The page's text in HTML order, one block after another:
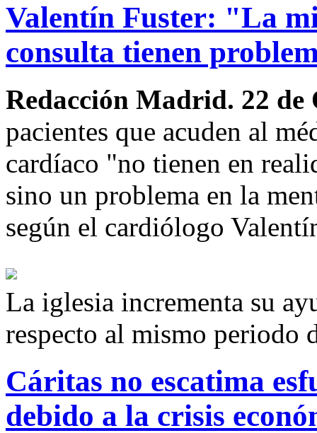
Valentín Fuster: "La
consulta tienen
Redacción Madrid. 22
pacientes que acuden al
cardíaco "no tienen en
sino un problema en la
según el cardiólogo
La iglesia incrementa su
respecto al mismo periodo
Cáritas no escatima
debido a la crisis